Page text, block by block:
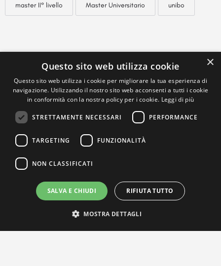
master II° livello Master Universitario unibo
×
Questo sito web utilizza cookie
Questo sito web utilizza i cookie per migliorare la tua esperienza di
navigazione. Utilizzando il nostro sito web acconsenti a tutti i cookie
in conformità con la nostra policy per i cookie. Leggi di più
STRETTAMENTE NECESSARI PERFORMANCE
TARGETING FUNZIONALITÀ
NON CLASSIFICATI
SALVA E CHIUDI RIFIUTA TUTTO
MOSTRA DETTAGLI